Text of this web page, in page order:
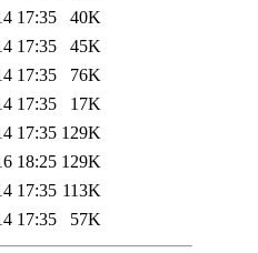
17:35
40K
17:35
45K
17:35
76K
17:35
17K
17:35 129K
18:25 129K
17:35 113K
17:35 57K